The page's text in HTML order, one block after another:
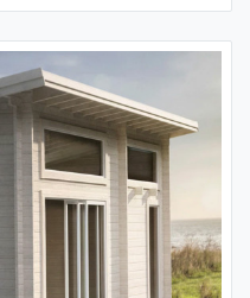
även med Galgat